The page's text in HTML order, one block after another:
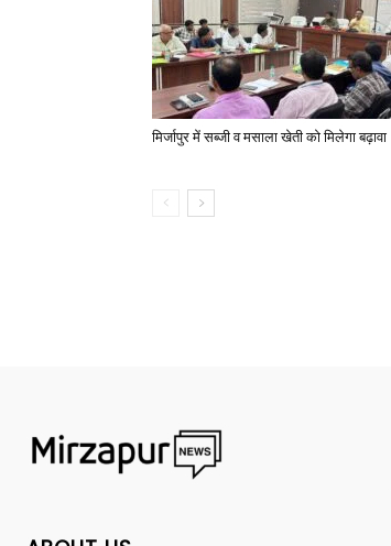
मिर्जापुर में सब्जी व मसाला खेती को मिलेगा बढ़ावा